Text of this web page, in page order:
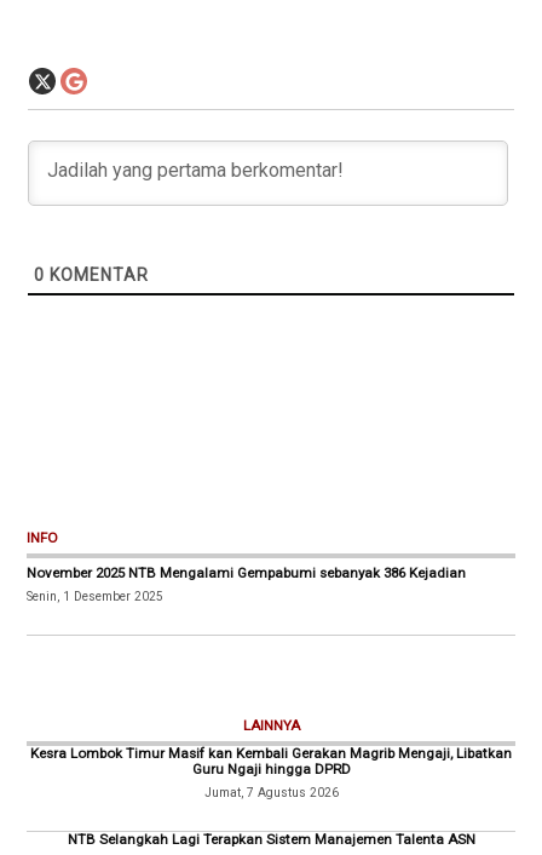
0 KOMENTAR
INFO
November 2025 NTB Mengalami Gempabumi sebanyak 386 Kejadian
Senin, 1 Desember 2025
LAINNYA
Kesra Lombok Timur Masif kan Kembali Gerakan Magrib Mengaji, Libatkan
Guru Ngaji hingga DPRD
Jumat, 7 Agustus 2026
NTB Selangkah Lagi Terapkan Sistem Manajemen Talenta ASN